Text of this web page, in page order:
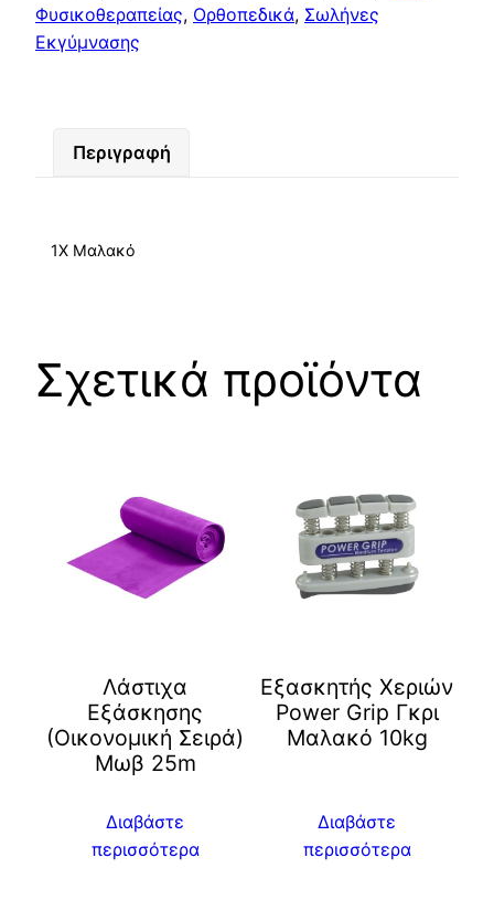
Φυσικοθεραπείας, Ορθοπεδικά, Σωλήνες
Εκγύμνασης
Περιγραφή
1X Μαλακό
Σχετικά προϊόντα
Λάστιχα
Εξάσκησης
(Οικονομική Σειρά)
Μωβ 25m
Διαβάστε
περισσότερα
Εξασκητής Χεριών
Power Grip Γκρι
Μαλακό 10kg
Διαβάστε
περισσότερα